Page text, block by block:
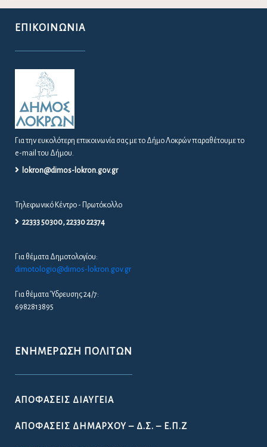
ΕΠΙΚΟΙΝΩΝΊΑ
Για την ευκολότερη επικοινωνία σας με το Δήμο Λοκρών παραθέτουμε το
e-mail του Δήμου.
lokron@dimos-lokron.gov.gr
Τηλεφωνικό Κέντρο - Πρωτόκολλο
22333 50300, 22330 22374
Για θέματα Δημοτολογίου:
dimotologio@dimos-lokron.gov.gr
Για θέματα Ύδρευσης 24/7:
6982813895
ΕΝΗΜΈΡΩΣΗ ΠΟΛΙΤΏΝ
ΑΠΟΦΆΣΕΙΣ ΔΙΑΎΓΕΙΑ
ΑΠΟΦΆΣΕΙΣ ΔΗΜΆΡΧΟΥ – Δ.Σ. – Ε.Π.Ζ